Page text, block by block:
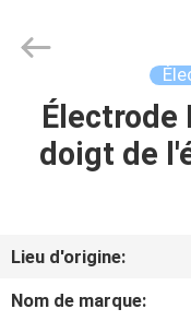
MAISON
AU
SUJET
Electronics
Co.,Ltd..
Électrode
doigt de
Lieu d'origine:
Nom de marque: